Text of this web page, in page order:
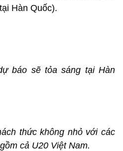
Hàn Quốc).
báo sẽ tỏa sáng tại Hàn
thức không nhỏ với các
cả U20 Việt Nam.